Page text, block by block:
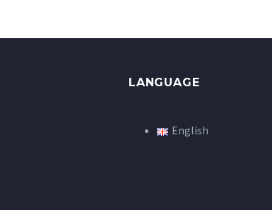
LANGUAGE
English